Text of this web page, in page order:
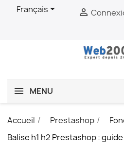
Français 
MENU
Accueil Prestashop
Balise h1 h2 Prestashop :